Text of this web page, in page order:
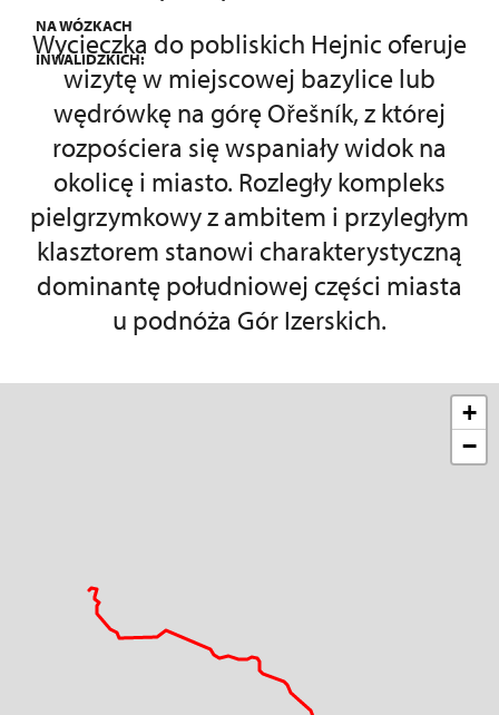
NA WÓZKACH
INWALIDZKICH:
Wycieczka do pobliskich Hejnic oferuje
wizytę w miejscowej bazylice lub
wędrówkę na górę Ořešník, z której
rozpościera się wspaniały widok na
okolicę i miasto. Rozległy kompleks
pielgrzymkowy z ambitem i przyległym
klasztorem stanowi charakterystyczną
dominantę południowej części miasta
u podnóża Gór Izerskich.
+
−